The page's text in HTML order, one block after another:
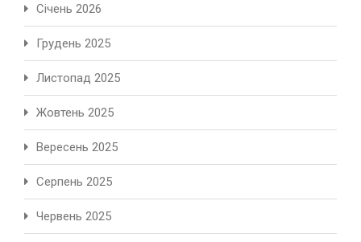
Січень 2026
Грудень 2025
Листопад 2025
Жовтень 2025
Вересень 2025
Серпень 2025
Червень 2025